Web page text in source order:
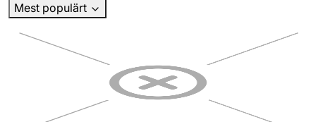
Mest populärt